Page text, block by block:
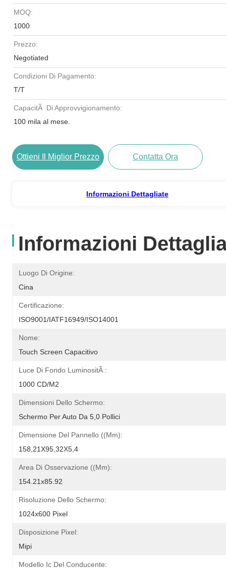
MOQ:
1000
Prezzo:
Negotiated
Condizioni Di Pagamento:
T/T
CapacitÃ Di Approvvigionamento:
100 mila al mese.
Ottieni Il Miglior Prezzo Contatta Ora
Informazioni Dettagliate
Informazioni
Luogo Di Origine:
Cina
Certificazione:
ISO9001/IATF16949/ISO14001
Nome:
Touch Screen Capacitivo
Luce Di Fondo LuminositÃ :
1000 CD/M2
Dimensioni Dello Schermo:
Schermo Per Auto Da 5,0 Pollici
Dimensione Del Pannello ((mm):
158,21X95,32X5,4
Area Di Osservazione ((mm):
154.21x85.92
Risoluzione Dello Schermo:
1024x600 Pixel
Disposizione Pixel:
Mipi
Modello Ic Del Conducente: